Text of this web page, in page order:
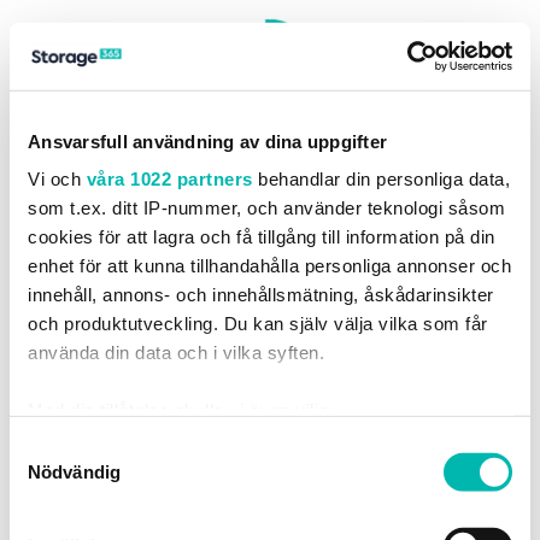
Ansvarsfull användning av dina uppgifter
Vi och våra 1022 partners behandlar din personliga data,
som t.ex. ditt IP-nummer, och använder teknologi såsom
cookies för att lagra och få tillgång till information på din
enhet för att kunna tillhandahålla personliga annonser och
innehåll, annons- och innehållsmätning, åskådarinsikter
och produktutveckling. Du kan själv välja vilka som får
använda din data och i vilka syften.
som kan ha en noggrannhet på upp till flera meter
Nödvändig